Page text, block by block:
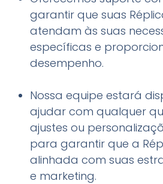
garantir que suas
atendam às suas
específicas e
desempenho.
Nossa equipe estará
ajudar com qualquer
ajustes ou
para garantir que a
alinhada com suas
e marketing.